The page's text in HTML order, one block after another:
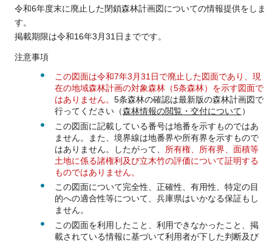
令和6年度末に廃止した閉鎖森林計画図についての情報提供をしま
す。
掲載期限は令和16年3月31日までです。
注意事項
この図面は令和7年3月31日で廃止した図面であり、現
在の地域森林計画の対象森林（5条森林）を示す図面で
はありません。 5条森林の確認は最新版の森林計画図で
行ってください（森林情報の閲覧・交付について）
この図面に記載している番号は地番を示すものではあ
ません。また、境界線は地番界や所有界を示すもので
はありません。したがって、 所有権、所有界、面積等
土地に係る諸権利及び立木竹の評価について証明する
ものではありません。
この図面について完全性、正確性、有用性、特定の目
的への適合性等について、兵庫県はいかなる保証もし
ません。
この図面を利用したこと、利用できなかったこと、掲
載されている情報に基づいて利用者が下した判断及び